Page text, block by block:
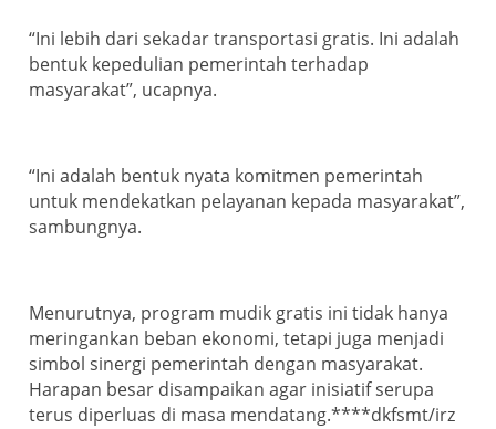
“Ini lebih dari sekadar transportasi gratis. Ini adalah
bentuk kepedulian pemerintah terhadap
masyarakat”, ucapnya.
“Ini adalah bentuk nyata komitmen pemerintah
untuk mendekatkan pelayanan kepada masyarakat”,
sambungnya.
Menurutnya, program mudik gratis ini tidak hanya
meringankan beban ekonomi, tetapi juga menjadi
simbol sinergi pemerintah dengan masyarakat.
Harapan besar disampaikan agar inisiatif serupa
terus diperluas di masa mendatang.****dkfsmt/irz